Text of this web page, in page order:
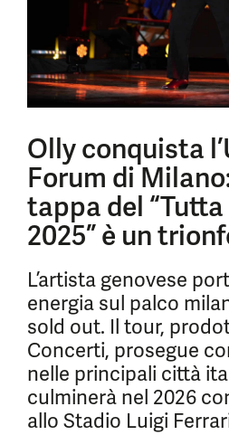
Olly conquista
Forum di
tappa del
2025” è un
L’artista genovese
energia sul palco
sold out. Il tour,
Concerti, prosegue
nelle principali città
culminerà nel 2026
allo Stadio Luigi